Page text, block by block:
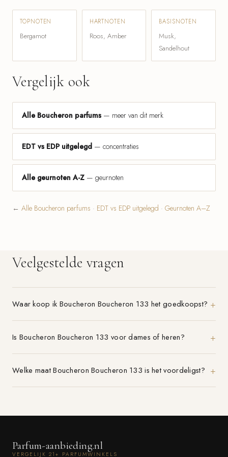
TOPNOTEN
Bergamot
HARTNOTEN
Roos, Amber
BASISNOTEN
Musk,
Sandelhout
Vergelijk ook
Alle Boucheron parfums — meer van dit merk
EDT vs EDP uitgelegd — concentraties
Alle geurnoten A-Z — geurnoten
← Alle Boucheron parfums · EDT vs EDP uitgelegd · Geurnoten A–Z
Veelgestelde vragen
Waar koop ik Boucheron Boucheron 133 het goedkoopst?
Is Boucheron Boucheron 133 voor dames of heren?
Welke maat Boucheron Boucheron 133 is het voordeligst?
Parfum-aanbieding.nl
VERGELIJK 21+ PARFUMWINKELS